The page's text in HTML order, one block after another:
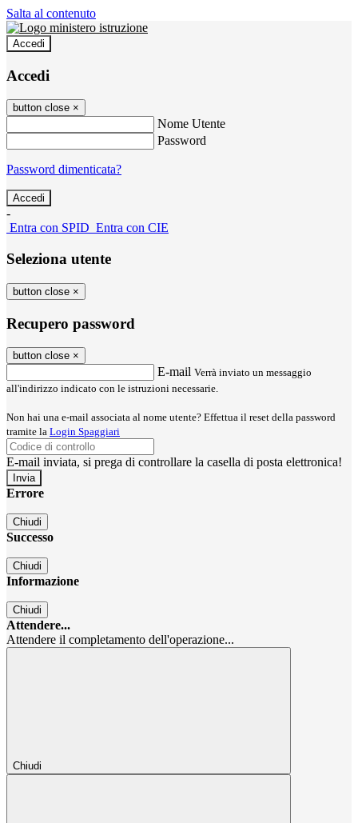
Salta al contenuto
Accedi
Accedi
button close ×
Nome Utente
Password
Password dimenticata?
-
Entra con SPID Entra con CIE
Seleziona utente
button close ×
Recupero password
button close ×
E-mail Verrà inviato un messaggio
all'indirizzo indicato con le istruzioni necessarie.
Non hai una e-mail associata al nome utente? Effettua il reset della password
tramite la Login Spaggiari
E-mail inviata, si prega di controllare la casella di posta elettronica!
Errore
Chiudi
Successo
Chiudi
Informazione
Chiudi
Attendere...
Attendere il completamento dell'operazione...
Chiudi